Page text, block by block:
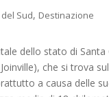
Sud, Destinazione
dello stato di
che si trova
a causa delle